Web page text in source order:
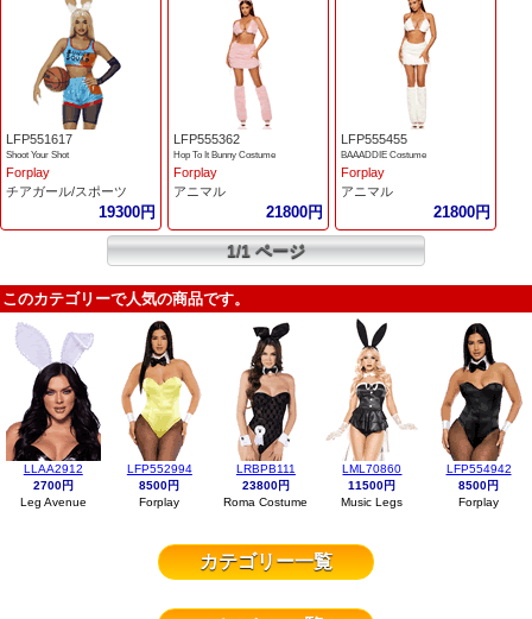
LFP551617
Shoot Your Shot
Forplay
チアガール/スポーツ
19300円
LFP555362
Hop To It Bunny Costume
Forplay
アニマル
21800円
LFP555455
BAAADDIE Costume
Forplay
アニマル
21800円
1/1 ページ
このカテゴリーで人気の商品です。
LLAA2912
2700円
Leg Avenue
LFP552994
8500円
Forplay
LRBPB111
23800円
Roma Costume
LML70860
11500円
Music Legs
LFP554942
8500円
Forplay
カテゴリー一覧